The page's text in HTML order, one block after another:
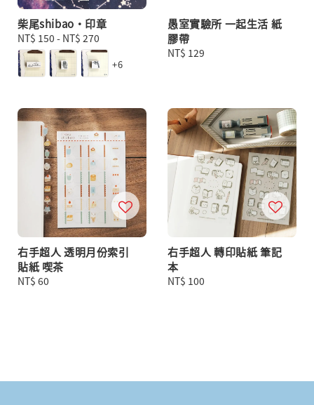
柴尾shibao・印章
Regular
price
NT$ 150 - NT$ 270
+6
愚室實驗所 一起生活 紙
膠帶
Regular
NT$ 129
右手超人 透明月份索引
貼紙 喫茶
Regular
NT$ 60
右手超人 轉印貼紙 筆記
本
Regular
NT$ 100